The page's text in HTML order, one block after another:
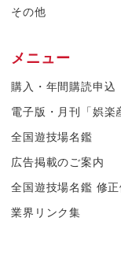
その他
メニュー
購入・年間購読申込
電子版・月刊「娯楽
全国遊技場名鑑
広告掲載のご案内
全国遊技場名鑑 修
業界リンク集